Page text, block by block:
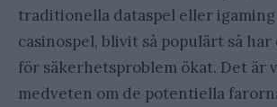
traditionella dataspel eller igaming
casinospel, blivit så populärt så har
för säkerhetsproblem ökat. Det är
medveten om de potentiella